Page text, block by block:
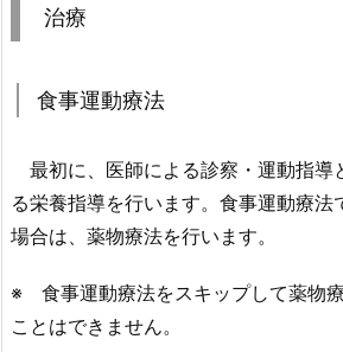
治療
食事運動療法
最初に、医師による診察・運動指導
る栄養指導を行います。食事運動療法
場合は、薬物療法を行います。
※ 食事運動療法をスキップして薬物
ことはできません。